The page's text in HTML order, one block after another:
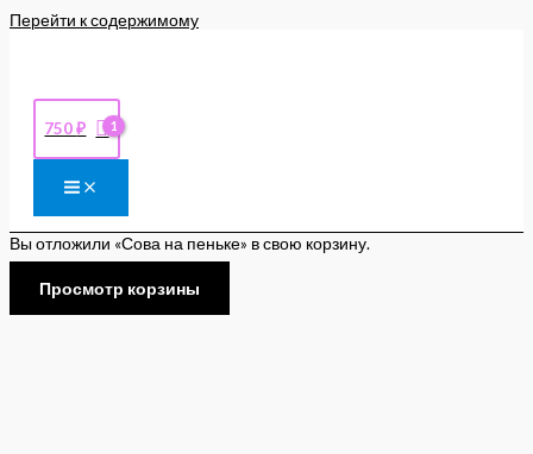
Перейти к содержимому
750₽
Вы отложили «Сова на пеньке» в свою корзину.
Просмотр корзины